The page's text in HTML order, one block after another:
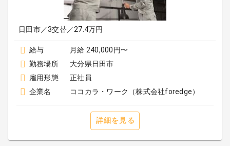
日田市／3交替／27.4万円
給与
月給 240,000円〜
勤務場所
大分県日田市
雇用形態
正社員
企業名
ココカラ・ワーク（株式会社foredge）
詳細を見る